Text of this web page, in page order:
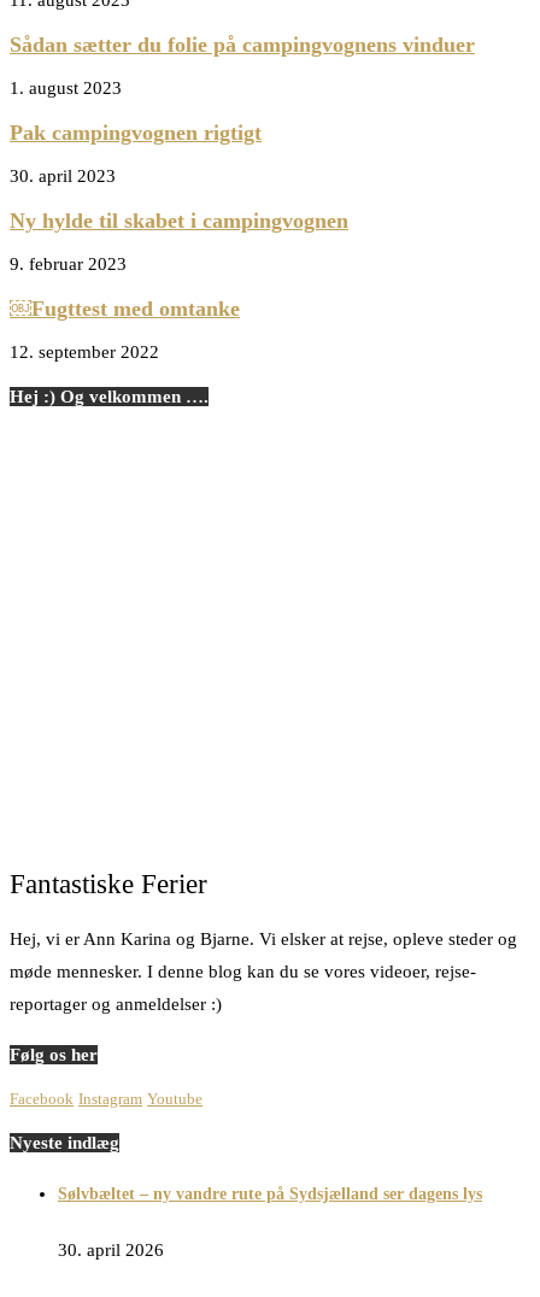
Sådan sætter du folie på campingvognens vinduer
1. august 2023
Pak campingvognen rigtigt
30. april 2023
Ny hylde til skabet i campingvognen
9. februar 2023
￼Fugttest med omtanke
12. september 2022
Hej :) Og velkommen ….
Fantastiske Ferier
Hej, vi er Ann Karina og Bjarne. Vi elsker at rejse, opleve steder og
møde mennesker. I denne blog kan du se vores videoer, rejse-
reportager og anmeldelser :)
Følg os her
Facebook Instagram Youtube
Nyeste indlæg
Sølvbæltet – ny vandre rute på Sydsjælland ser dagens lys
30. april 2026